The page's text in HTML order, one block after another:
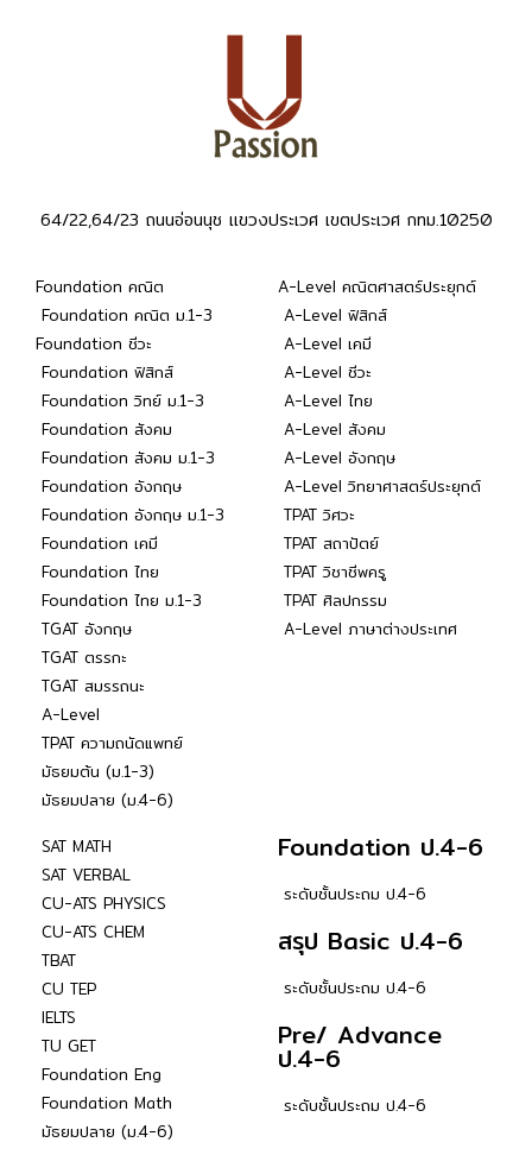
64/22,64/23 ถนนอ่อนนุช แขวงประเวศ เขตประเวศ กทม.10250
Foundation คณิต
Foundation คณิต ม.1-3
Foundation ชีวะ
Foundation ฟิสิกส์
Foundation วิทย์ ม.1-3
Foundation สังคม
Foundation สังคม ม.1-3
Foundation อังกฤษ
Foundation อังกฤษ ม.1-3
Foundation เคมี
Foundation ไทย
Foundation ไทย ม.1-3
TGAT อังกฤษ
TGAT ตรรกะ
TGAT สมรรถนะ
A-Level
TPAT ความถนัดแพทย์
มัธยมต้น (ม.1-3)
มัธยมปลาย (ม.4-6)
A-Level คณิตศาสตร์ประยุกต์
A-Level ฟิสิกส์
A-Level เคมี
A-Level ชีวะ
A-Level ไทย
A-Level สังคม
A-Level อังกฤษ
A-Level วิทยาศาสตร์ประยุกต์
TPAT วิศวะ
TPAT สถาปัตย์
TPAT วิชาชีพครู
TPAT ศิลปกรรม
A-Level ภาษาต่างประเทศ
SAT MATH
SAT VERBAL
CU-ATS PHYSICS
CU-ATS CHEM
TBAT
CU TEP
IELTS
TU GET
Foundation Eng
Foundation Math
มัธยมปลาย (ม.4-6)
Foundation ป.4-6
ระดับชั้นประถม ป.4-6
สรุป Basic ป.4-6
ระดับชั้นประถม ป.4-6
Pre/ Advance
ป.4-6
ระดับชั้นประถม ป.4-6